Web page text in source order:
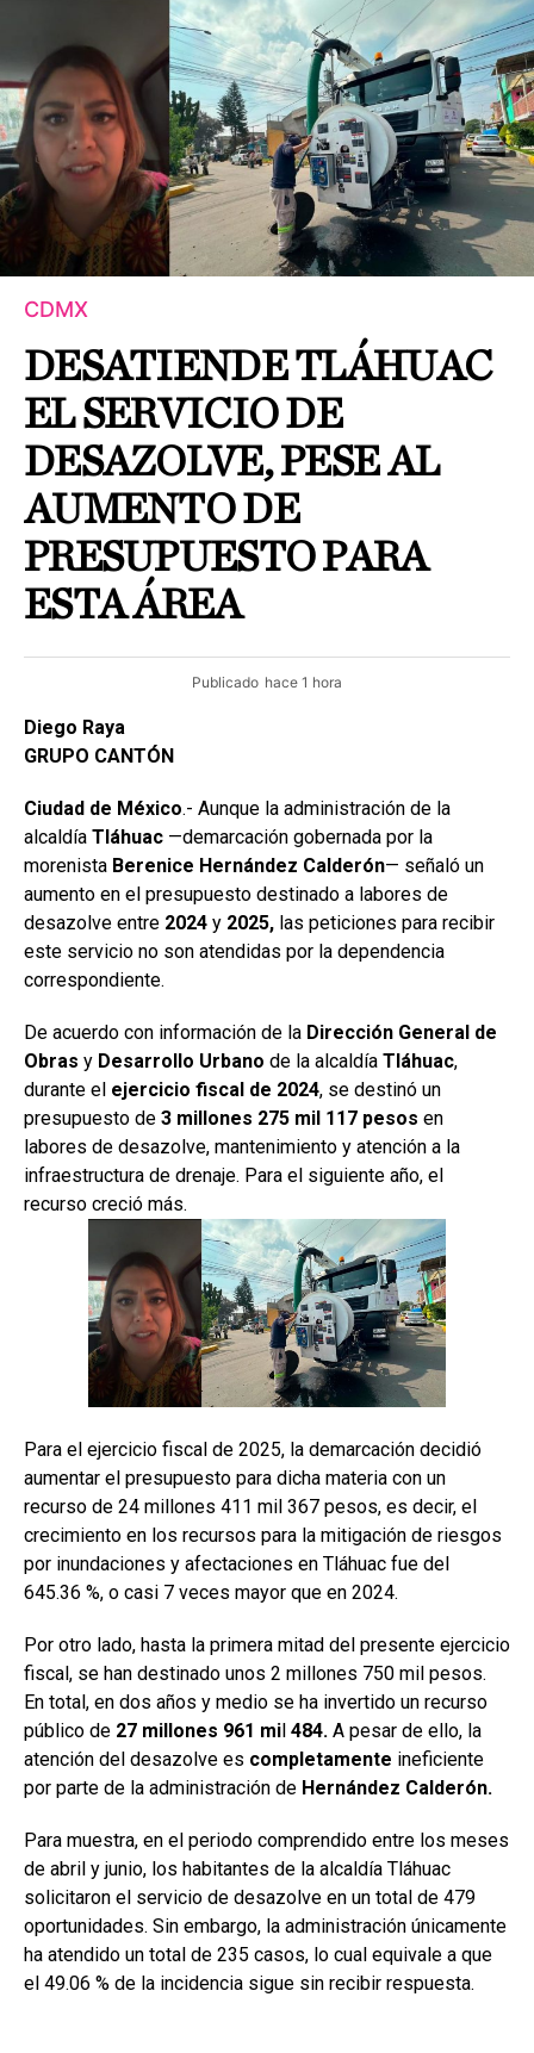
CDMX
DESATIENDE TLÁHUAC
EL SERVICIO DE
DESAZOLVE, PESE AL
AUMENTO DE
PRESUPUESTO PARA
ESTA ÁREA
Publicado hace 1 hora
Diego Raya
GRUPO CANTÓN
Ciudad de México.- Aunque la administración de la
alcaldía Tláhuac —demarcación gobernada por la
morenista Berenice Hernández Calderón— señaló un
aumento en el presupuesto destinado a labores de
desazolve entre 2024 y 2025, las peticiones para recibir
este servicio no son atendidas por la dependencia
correspondiente.
De acuerdo con información de la Dirección General de
Obras y Desarrollo Urbano de la alcaldía Tláhuac,
durante el ejercicio fiscal de 2024, se destinó un
presupuesto de 3 millones 275 mil 117 pesos en
labores de desazolve, mantenimiento y atención a la
infraestructura de drenaje. Para el siguiente año, el
recurso creció más.
Para el ejercicio fiscal de 2025, la demarcación decidió
aumentar el presupuesto para dicha materia con un
recurso de 24 millones 411 mil 367 pesos, es decir, el
crecimiento en los recursos para la mitigación de riesgos
por inundaciones y afectaciones en Tláhuac fue del
645.36 %, o casi 7 veces mayor que en 2024.
Por otro lado, hasta la primera mitad del presente ejercicio
fiscal, se han destinado unos 2 millones 750 mil pesos.
En total, en dos años y medio se ha invertido un recurso
público de 27 millones 961 mil 484. A pesar de ello, la
atención del desazolve es completamente ineficiente
por parte de la administración de Hernández Calderón.
Para muestra, en el periodo comprendido entre los meses
de abril y junio, los habitantes de la alcaldía Tláhuac
solicitaron el servicio de desazolve en un total de 479
oportunidades. Sin embargo, la administración únicamente
ha atendido un total de 235 casos, lo cual equivale a que
el 49.06 % de la incidencia sigue sin recibir respuesta.